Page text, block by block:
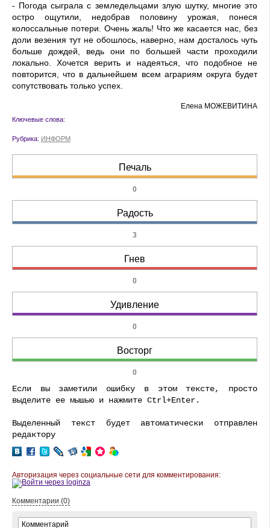
- Погода сыграла с земледельцами злую шутку, многие это
остро ощутили , недобрав половину урожая , понеся
колоссальные потери. Очень жаль! Что же касается нас, без
доли везения тут не обошлось, наверно, нам досталось чуть
больше дождей, ведь они по большей части проходили
локально.
Хочется верить и надеяться, что подобное не
повторится, что в дальнейшем всем аграриям округа будет
сопутствовать только успех.
Елена МОЖЕВИТИНА
Ключевые слова:
Рубрика: ИНФОРМ
Печаль
0
Радость
3
Гнев
0
Удивление
0
Восторг
0
Если вы заметили ошибку в этом тексте, просто
выделите ее мышью и нажмите Ctrl+Enter.
Выделенный текст будет автоматически отправлен
редактору
Авторизация через социальные сети для комментирования:
Комментарии (0)